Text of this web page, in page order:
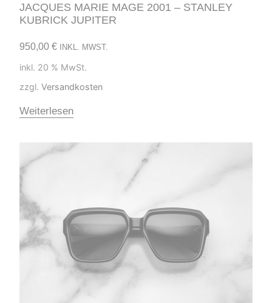
JACQUES MARIE MAGE 2001 – STANLEY
KUBRICK JUPITER
950,00 € INKL. MWST.
inkl. 20 % MwSt.
zzgl. Versandkosten
Weiterlesen